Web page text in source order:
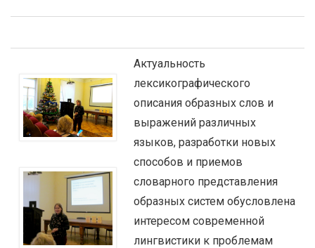
Актуальность
лексикографического
описания образных слов и
выражений различных
языков, разработки новых
способов и приемов
словарного представления
образных систем обусловлена
интересом современной
лингвистики к проблемам